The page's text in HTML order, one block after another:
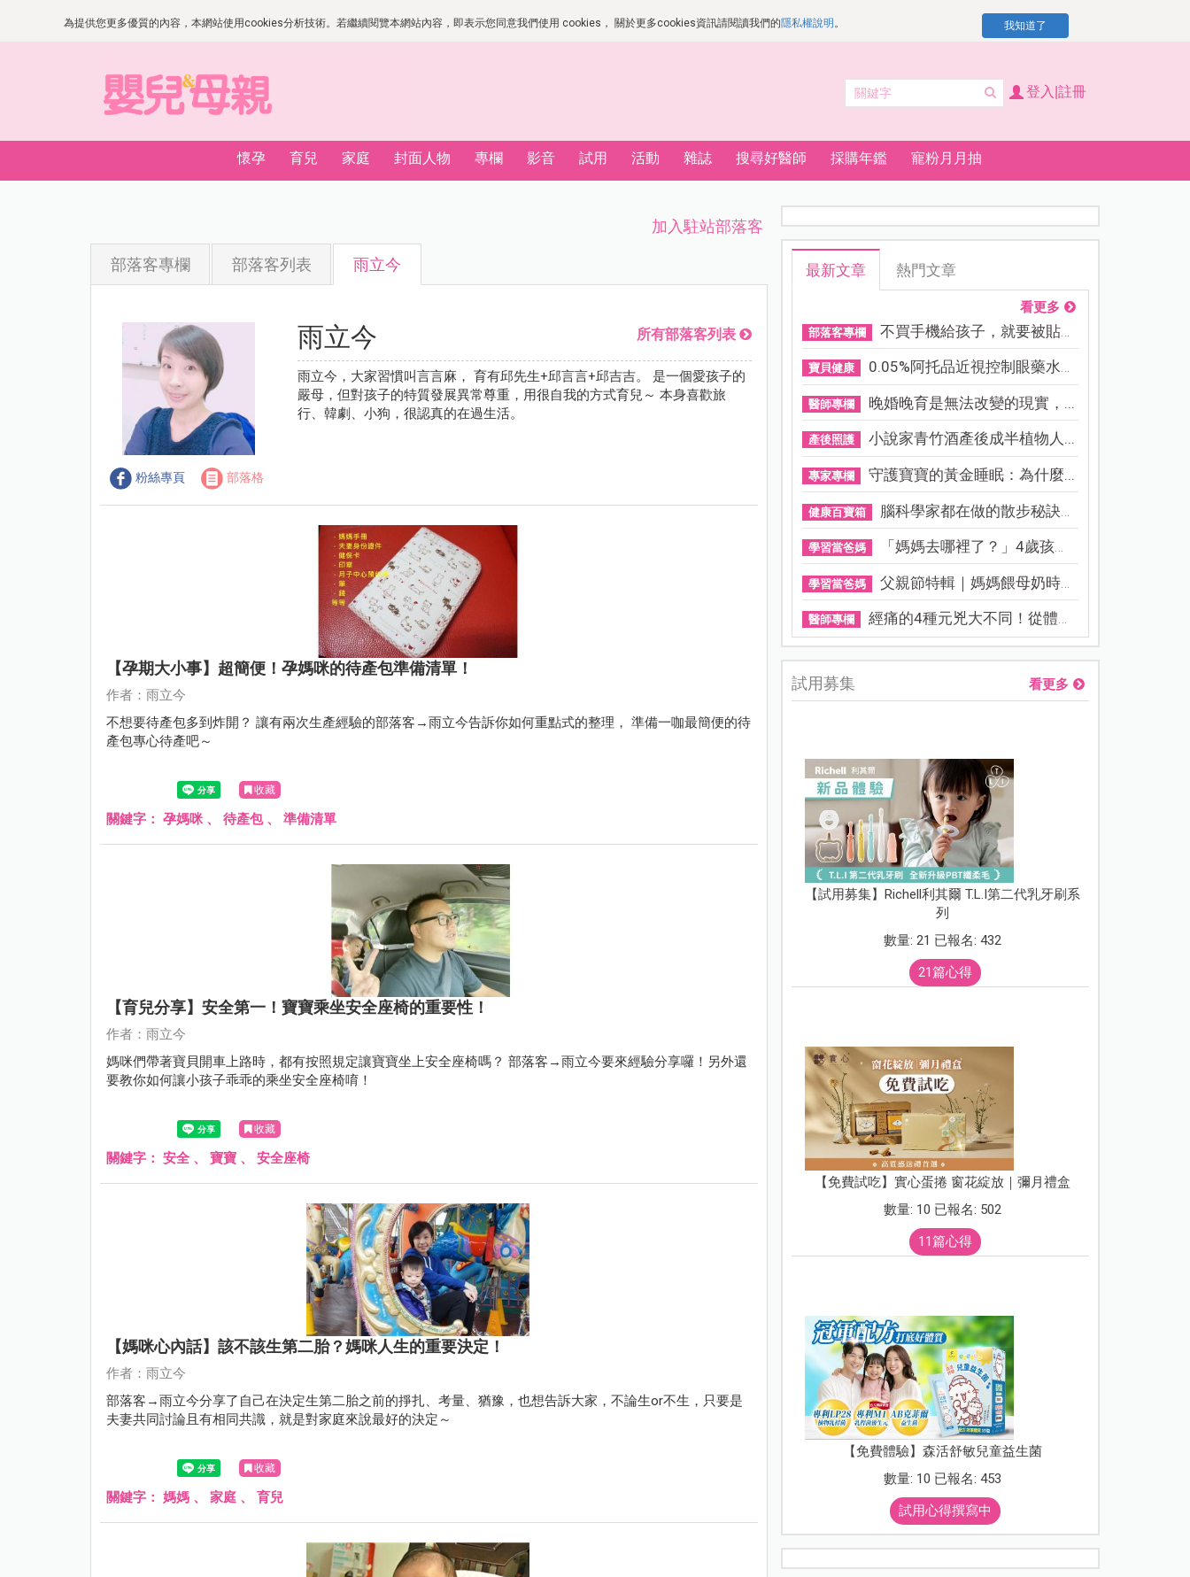
為提供您更多優質的內容，本網站使用cookies分析技術。若繼續閱覽本網站內容，即表示您同意我們使用 cookies， 關於更多cookies資訊請閱讀我們的隱私權說明 。 我知道了
登入|註冊
懷孕 育兒 家庭 封面人物 專欄 影音 試用 活動 雜誌 搜尋好醫師 採購年鑑 寵粉月月抽
加入駐站部落客
部落客專欄 部落客列表 雨立今
粉絲專頁 部落格
雨立今 所有部落客列表
雨立今，大家習慣叫言言麻， 育有邱先生+邱言言+邱吉吉。 是一個愛孩子的
嚴母，但對孩子的特質發展異常尊重，用很自我的方式育兒～ 本身喜歡旅
行、韓劇、小狗，很認真的在過生活。
【孕期大小事】超簡便！孕媽咪的待產包準備清單！
作者：雨立今
不想要待產包多到炸開？ 讓有兩次生產經驗的部落客→雨立今告訴你如何重點式的整理， 準備一咖最簡便的待
產包專心待產吧～
收藏
關鍵字： 孕媽咪 、 待產包、 準備清單
【育兒分享】安全第一！寶寶乘坐安全座椅的重要性！
作者：雨立今
媽咪們帶著寶貝開車上路時，都有按照規定讓寶寶坐上安全座椅嗎？ 部落客→雨立今要來經驗分享囉！另外還
要教你如何讓小孩子乖乖的乘坐安全座椅唷！
收藏
關鍵字： 安全 、 寶寶 、 安全座椅
【媽咪心內話】該不該生第二胎？媽咪人生的重要決定！
作者：雨立今
部落客→雨立今分享了自己在決定生第二胎之前的掙扎、考量、猶豫，也想告訴大家，不論生or不生，只要是
夫妻共同討論且有相同共識，就是對家庭來說最好的決定～
收藏
關鍵字： 媽媽 、 家庭 、 育兒
最新文章 熱門文章
看更多
部落客專欄 不買手機給孩子，就要被貼「...
寶貝健康 0.05%阿托品近視控制眼藥水納...
醫師專欄 晚婚晚育是無法改變的現實，...
產後照護 小說家青竹酒產後成半植物人...
專家專欄 守護寶寶的黃金睡眠：為什麼...
健康百寶箱 腦科學家都在做的散步秘訣！...
學習當爸媽 「媽媽去哪裡了？」4歲孩子還...
學習當爸媽 父親節特輯｜媽媽餵母奶時，...
醫師專欄 經痛的4種元兇大不同！從體質...
試用募集 看更多
【試用募集】Richell利其爾 T.L.I第二代乳牙刷系
列
數量: 21 已報名: 432
21篇心得
【免費試吃】實心蛋捲 窗花綻放｜彌月禮盒
數量: 10 已報名: 502
11篇心得
【免費體驗】森活舒敏兒童益生菌
數量: 10 已報名: 453
試用心得撰寫中